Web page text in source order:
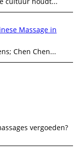
Massage in
Chen Chen...
vergoeden?